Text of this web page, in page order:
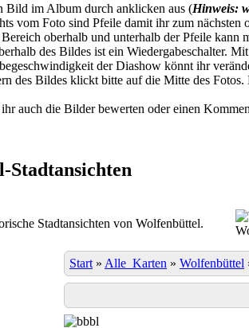
Bild im Album durch anklicken aus (Hinweis:
vom Foto sind Pfeile damit ihr zum
oberhalb und unterhalb der Pfeile kann
des Bildes ist ein Wiedergabeschalter.
der Diashow könnt ihr
des Bildes klickt bitte auf die Mitte des
auch die Bilder bewerten oder einen
Stadtansichten
Stadtansichten von Wolfenbüttel.
Start » Alle_Karten » Wolfenbüttel